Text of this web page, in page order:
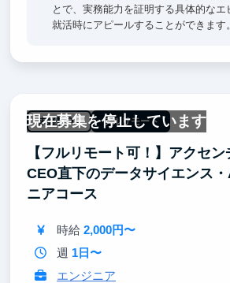
とで、実務能力を証明する具体的なエ
就活時にアピールすることができます。
現在募集を停止しています
未経験OK フルリモート
【フルリモート可！】アクセ
CEO直下のデータサイエンス
ニアコース
時給 2,000円〜
週 1日〜
エンジニア